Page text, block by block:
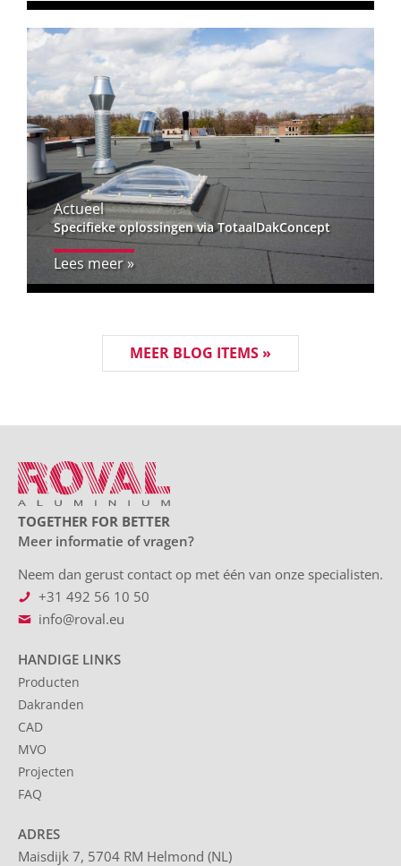
Actueel
Specifieke oplossingen via TotaalDakConcept
Lees meer »
MEER BLOG ITEMS »
TOGETHER FOR BETTER
Meer informatie of vragen?
Neem dan gerust contact op met één van onze specialisten.
+31 492 56 10 50
info@roval.eu
HANDIGE LINKS
Producten
Dakranden
CAD
MVO
Projecten
FAQ
ADRES
Maisdijk 7, 5704 RM Helmond (NL)